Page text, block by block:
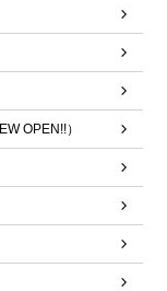
OPEN!!）